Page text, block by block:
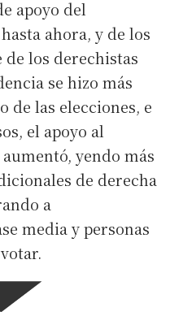
apoyo del
ahora, y de los
los derechistas
se hizo más
de las elecciones, e
el apoyo al
yendo más
de derecha
a
media y personas